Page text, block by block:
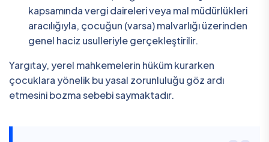
kapsamında vergi daireleri veya mal müdürlükleri
aracılığıyla, çocuğun (varsa) malvarlığı üzerinden
genel haciz usulleriyle gerçekleştirilir.
Yargıtay, yerel mahkemelerin hüküm kurarken
çocuklara yönelik bu yasal zorunluluğu göz ardı
etmesini bozma sebebi saymaktadır.